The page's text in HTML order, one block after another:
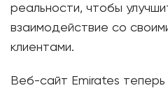
реальности, чтобы
взаимодействие со
клиентами.
Веб-сайт Emirates